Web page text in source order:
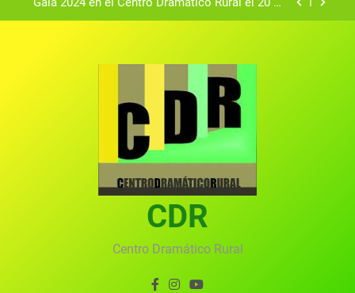
Gala 2024 en el Centro Dramático Rural el 20 de
convocado por el Centro Dramático Rural de Mira
(Cuenca)
Gala anual virtual del Centro Dramático Rural de
Gala del Centro Dramático Rural 2025
Gala 2024 en el Centro Dramático Rural el 20 de
Textos seleccionados en el VI Certamen
Francisco Nieva de piezas breves teatrales
convocado por el Centro Dramático Rural de Mira
Gala anual virtual del Centro Dramático Rural de
CDR
Centro Dramático Rural